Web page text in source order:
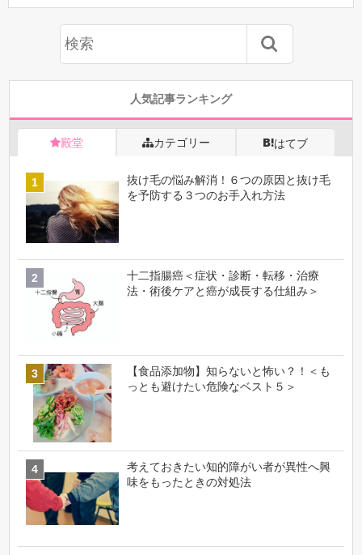
人気記事ランキング
殿堂 カテゴリー はてブ
抜け毛の悩み解消！６つの原因と抜け毛
を予防する３つのお手入れ方法
十二指腸癌＜症状・診断・転移・治療
法・術後ケアと癌が成長する仕組み＞
【食品添加物】知らないと怖い？！＜も
っとも避けたい危険なベスト５＞
考えておきたい知的障がい者が異性へ興
味をもったときの対処法